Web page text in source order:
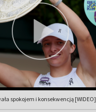
spokojem i konsekwencją [WIDEO]